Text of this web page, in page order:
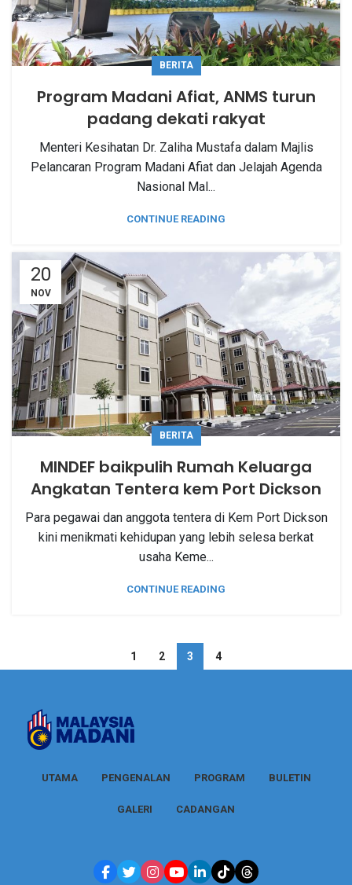
BERITA
Program Madani Afiat,ANMS turun
padang dekati rakyat
Menteri Kesihatan Dr. Zaliha Mustafa dalam Majlis
Pelancaran Program Madani Afiat dan Jelajah Agenda
Nasional Mal...
CONTINUE READING
20
NOV
BERITA
MINDEF baikpulih Rumah Keluarga
Angkatan Tentera kem Port Dickson
Para pegawai dan anggota tentera di Kem Port Dickson
kini menikmati kehidupan yang lebih selesa berkat
usaha Keme...
CONTINUE READING
1 2 3 4
UTAMA PENGENALAN PROGRAM BULETIN
GALERI CADANGAN